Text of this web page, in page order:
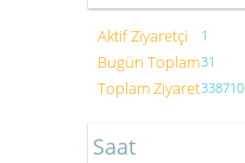
Aktif Ziyaretçi 1
Bugün Toplam31
Toplam Ziyaret338710
Saat